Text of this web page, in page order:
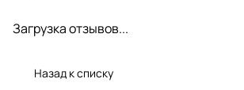
Загрузка отзывов...
Назад к списку